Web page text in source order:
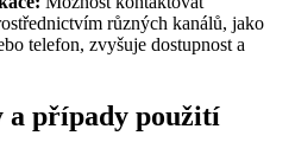
různých kanálů, jako
telefon, zvyšuje dostupnost a
případy použití